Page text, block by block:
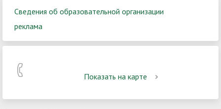
Сведения об образовательной организации
реклама
Показать на карте